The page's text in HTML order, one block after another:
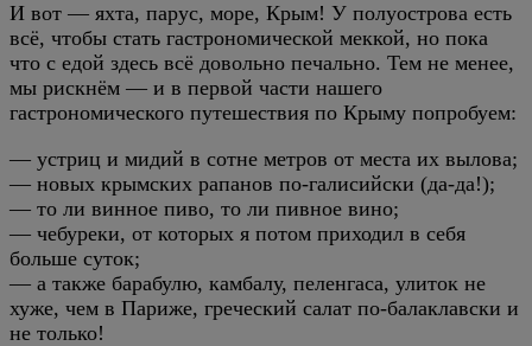
И вот — яхта, парус, море, Крым! У полуострова есть
всё, чтобы стать гастрономической меккой, но пока
что с едой здесь всё довольно печально. Тем не менее,
мы рискнём — и в первой части нашего
гастрономического путешествия по Крыму попробуем:
— устриц и мидий в сотне метров от места их вылова;
— новых крымских рапанов по-галисийски (да-да!);
— то ли винное пиво, то ли пивное вино;
— чебуреки, от которых я потом приходил в себя
больше суток;
— а также барабулю, камбалу, пеленгаса, улиток не
хуже, чем в Париже, греческий салат по-балаклавски и
не только!